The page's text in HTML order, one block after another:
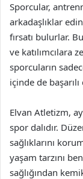
Sporcular,
arkadaşlıklar
fırsatı bulurlar.
ve katılımcılara
sporcuların
içinde de
Elvan Atletizm,
spor dalıdır.
sağlıklarını
yaşam tarzını
sağlığından